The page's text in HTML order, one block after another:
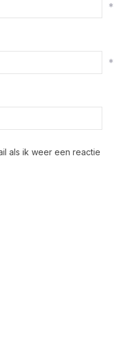
*
*
als ik weer een reactie